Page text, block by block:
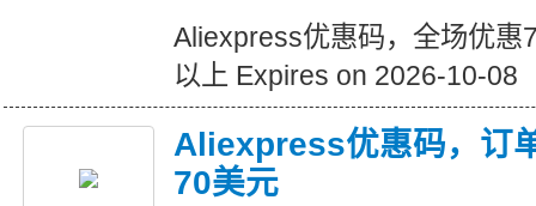
Aliexpress优惠码，全场优惠
以上 Expires on 2026-10-08
Aliexpress优惠码，订
70美元